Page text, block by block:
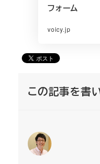
フォーム
voicy.jp
この記事を書